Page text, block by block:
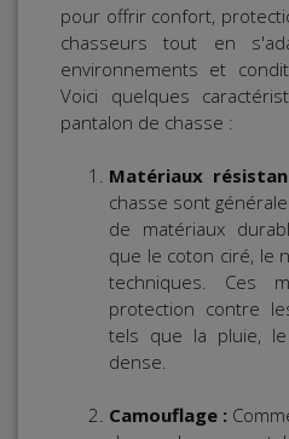
pour offrir confort,
chasseurs tout en
environnements et
Voici quelques
pantalon de chasse :
Matériaux
chasse sont
de matériaux
que le coton ciré, le
techniques. Ces
protection contre
tels que la pluie,
dense.
Camouflage :